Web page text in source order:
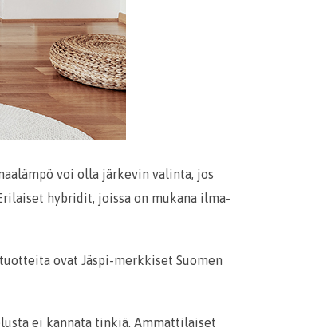
voi olla järkevin valinta, jos
hybridit, joissa on mukana ilma-
ovat Jäspi-merkkiset Suomen
ei kannata tinkiä. Ammattilaiset